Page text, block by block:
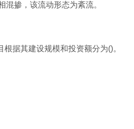
混掺，该流动形态为紊流。
据其建设规模和投资额分为()。